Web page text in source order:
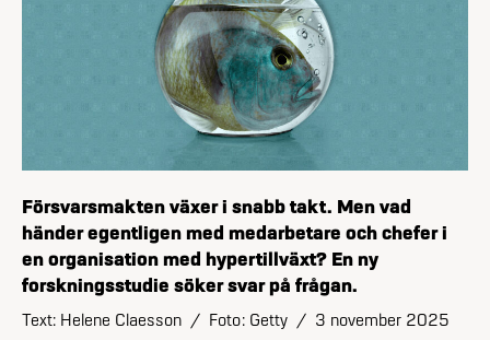
Försvarsmakten växer i snabb takt. Men vad
händer egentligen med medarbetare och chefer i
en organisation med hyper­tillväxt? En ny
forskningsstudie söker svar på frågan.
Text: Helene Claesson / Foto: Getty / 3 november 2025